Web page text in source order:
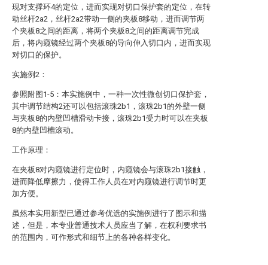
现对支撑环4的定位，进而实现对切口保护套的定位，在转
动丝杆2a2，丝杆2a2带动一侧的夹板8移动，进而调节两
个夹板8之间的距离，将两个夹板8之间的距离调节完成
后，将内窥镜经过两个夹板8的导向伸入切口内，进而实现
对切口的保护。
实施例2：
参照附图1-5：本实施例中，一种一次性微创切口保护套，
其中调节结构2还可以包括滚珠2b1，滚珠2b1的外壁一侧
与夹板8的内壁凹槽滑动卡接，滚珠2b1受力时可以在夹板
8的内壁凹槽滚动。
工作原理：
在夹板8对内窥镜进行定位时，内窥镜会与滚珠2b1接触，
进而降低摩擦力，使得工作人员在对内窥镜进行调节时更
加方便。
虽然本实用新型已通过参考优选的实施例进行了图示和描
述，但是，本专业普通技术人员应当了解，在权利要求书
的范围内，可作形式和细节上的各种各样变化。